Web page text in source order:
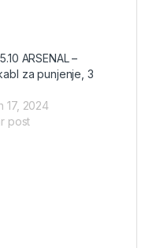
ARSENAL –
za punjenje, 3
17, 2024
post